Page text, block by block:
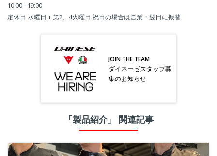
10:00 - 19:00
定休日 水曜日 + 第2、4火曜日 祝日の場合は営業・翌日に振替
JOIN THE TEAM
ダイネーゼスタッフ募
集のお知らせ
「製品紹介」 関連記事